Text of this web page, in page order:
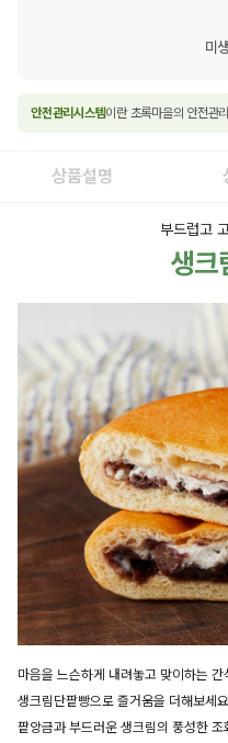
미
안전관리시스템이란 초록마을의 안전관
상품설명
부드럽고
생크
마음을 느슨하게 내려놓고 맞이하는
생크림단팥빵으로 즐거움을 더해보세
팥앙금과 부드러운 생크림의 풍성한